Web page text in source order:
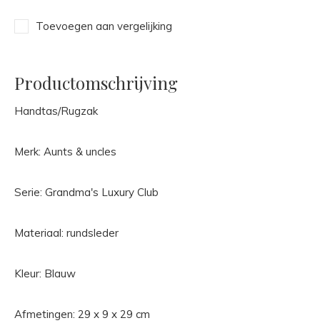
Toevoegen aan vergelijking
Productomschrijving
Handtas/Rugzak
Merk: Aunts & uncles
Serie: Grandma's Luxury Club
Materiaal: rundsleder
Kleur: Blauw
Afmetingen: 29 x 9 x 29 cm